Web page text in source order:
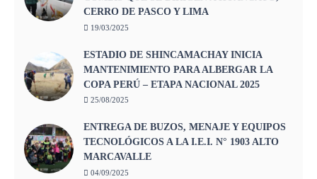
CERRO DE PASCO Y LIMA
19/03/2025
ESTADIO DE SHINCAMACHAY INICIA
MANTENIMIENTO PARA ALBERGAR LA
COPA PERÚ – ETAPA NACIONAL 2025
25/08/2025
ENTREGA DE BUZOS, MENAJE Y EQUIPOS
TECNOLÓGICOS A LA I.E.I. N° 1903 ALTO
MARCAVALLE
04/09/2025